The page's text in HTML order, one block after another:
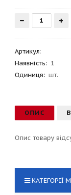
Артикул:
Наявність: 1
Одиниця: шт.
ОПИС
Опис товару
КАТЕГОРІЇ